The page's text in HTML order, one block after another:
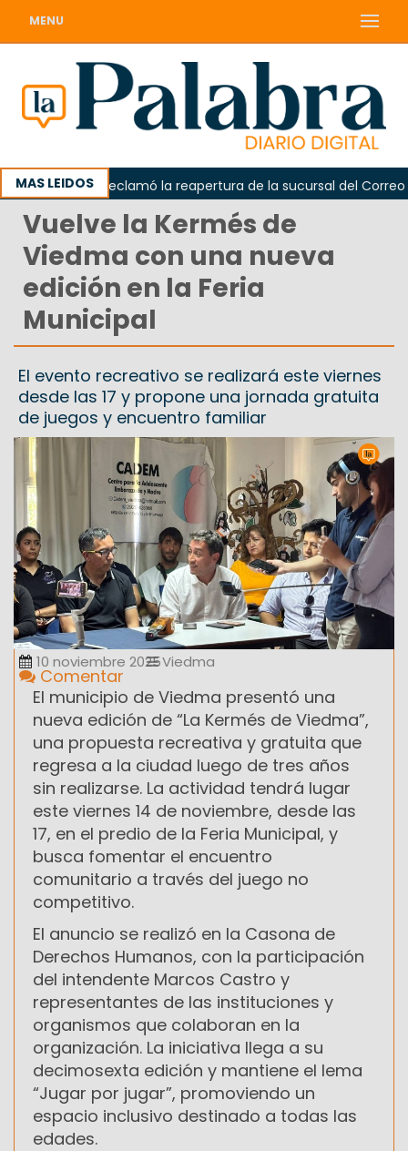
MENU
MAS LEIDOS
Odarda reclamó la reapertura de la sucursal del Correo
Vuelve la Kermés de
Viedma con una nueva
edición en la Feria
Municipal
El evento recreativo se realizará este viernes
desde las 17 y propone una jornada gratuita
de juegos y encuentro familiar
10 noviembre 2025Viedma
Comentar
El municipio de Viedma presentó una
nueva edición de “La Kermés de Viedma”,
una propuesta recreativa y gratuita que
regresa a la ciudad luego de tres años
sin realizarse. La actividad tendrá lugar
este viernes 14 de noviembre, desde las
17, en el predio de la Feria Municipal, y
busca fomentar el encuentro
comunitario a través del juego no
competitivo.
El anuncio se realizó en la Casona de
Derechos Humanos, con la participación
del intendente Marcos Castro y
representantes de las instituciones y
organismos que colaboran en la
organización. La iniciativa llega a su
decimosexta edición y mantiene el lema
“Jugar por jugar”, promoviendo un
espacio inclusivo destinado a todas las
edades.